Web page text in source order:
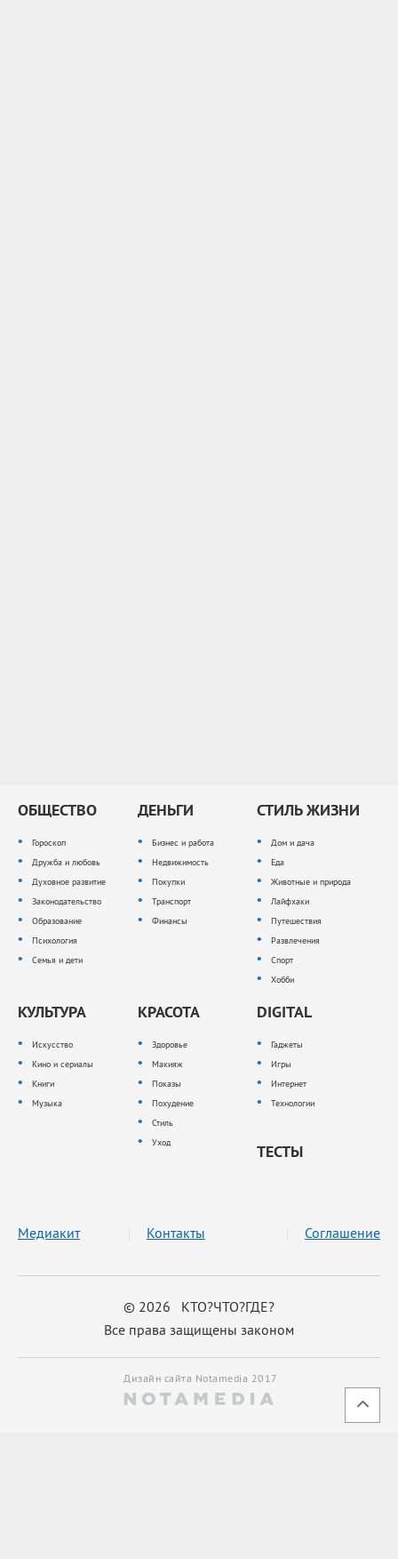
ОБЩЕСТВО
Гороскоп
Дружба и любовь
Духовное развитие
Законодательство
Образование
Психология
Семья и дети
ДЕНЬГИ
Бизнес и работа
Недвижимость
Покупки
Транспорт
Финансы
СТИЛЬ ЖИЗНИ
Дом и дача
Еда
Животные и природа
Лайфхаки
Путешествия
Развлечения
Спорт
Хобби
КУЛЬТУРА
Искусство
Кино и сериалы
Книги
Музыка
КРАСОТА
Здоровье
Макияж
Показы
Похудение
Стиль
Уход
DIGITAL
Гаджеты
Игры
Интернет
Технологии
ТЕСТЫ
© 2026 КТО?ЧТО?ГДЕ?
Все права защищены законом
Медиакит Контакты Соглашение
Дизайн сайта Notamedia 2017